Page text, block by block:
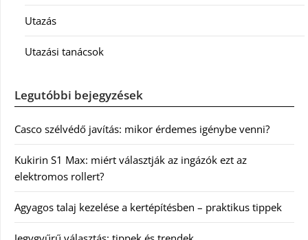
Utazás
Utazási tanácsok
Legutóbbi bejegyzések
Casco szélvédő javítás: mikor érdemes igénybe venni?
Kukirin S1 Max: miért választják az ingázók ezt az
elektromos rollert?
Agyagos talaj kezelése a kertépítésben – praktikus tippek